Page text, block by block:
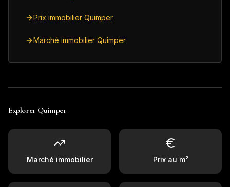
Prix immobilier Quimper
Marché immobilier Quimper
Explorer Quimper
Marché immobilier Prix au m²